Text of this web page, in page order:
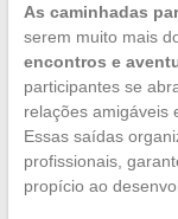
As caminhadas
serem muito mais
encontros e
participantes se
relações amigáveis
Essas saídas
profissionais,
propício ao